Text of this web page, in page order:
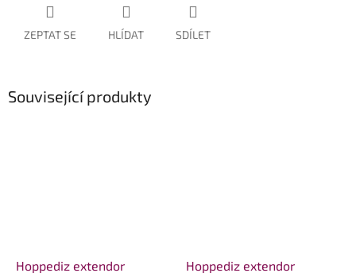
ZEPTAT SE HLÍDAT SDÍLET
Související produkty
Hoppediz extendor
Hoppediz extendor